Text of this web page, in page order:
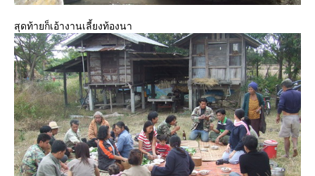
สุดท้ายก็เอ้างานเลี้ยงท้องนา